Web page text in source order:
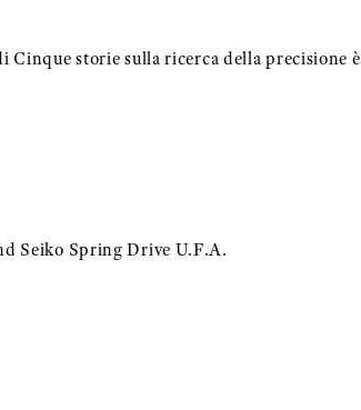
Cinque storie sulla ricerca della precisione è
Seiko Spring Drive U.F.A.